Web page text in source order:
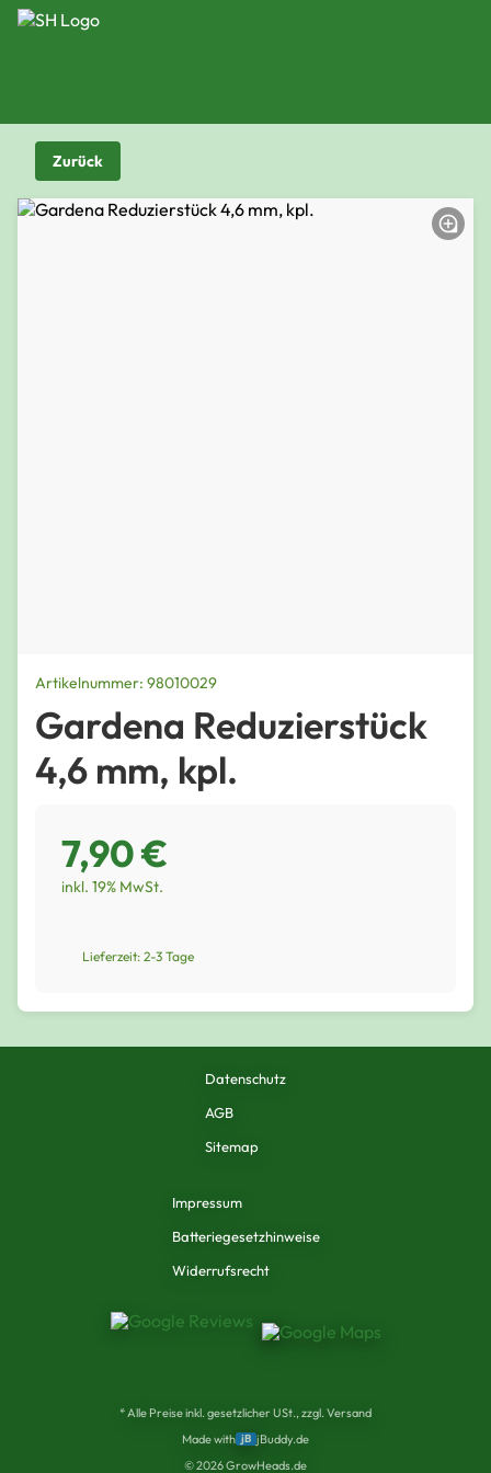
Zurück
Artikelnummer: 98010029
Gardena Reduzierstück
4,6 mm, kpl.
7,90 €
inkl. 19% MwSt.
Lieferzeit: 2-3 Tage
Datenschutz
AGB
Sitemap
Impressum
Batteriegesetzhinweise
Widerrufsrecht
* Alle Preise inkl. gesetzlicher USt., zzgl. Versand
Made with jB jBuddy.de
©2026GrowHeads.de